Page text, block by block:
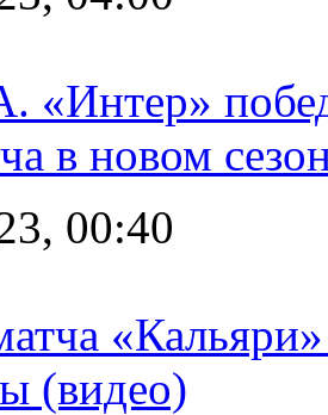
«Интер»
в новом
00:40
(видео)